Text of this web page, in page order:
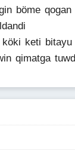
böme qogan
köki keti bitayu
qimatga